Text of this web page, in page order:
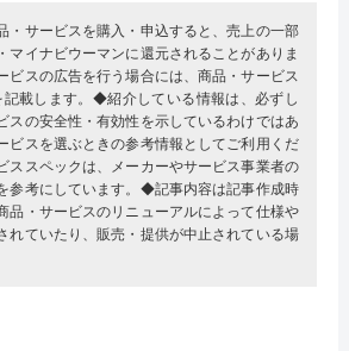
サービスを購入・申込すると、売上の一部
マイナビウーマンに還元されることがありま
スの広告を行う場合には、商品・サービス
載します。◆紹介している情報は、必ずし
スの安全性・有効性を示しているわけではあ
ビスを選ぶときの参考情報としてご利用くだ
ススペックは、メーカーやサービス事業者の
参考にしています。◆記事内容は記事作成時
品・サービスのリニューアルによって仕様や
れていたり、販売・提供が中止されている場